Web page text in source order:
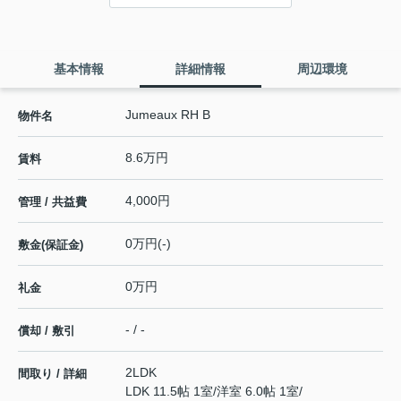
基本情報 詳細情報 周辺環境
物件名 Jumeaux RH B
賃料 8.6万円
管理 / 共益費 4,000円
敷金(保証金) 0万円(-)
礼金 0万円
償却 / 敷引 - / -
間取り / 詳細
2LDK
LDK 11.5帖 1室/洋室 6.0帖 1室/